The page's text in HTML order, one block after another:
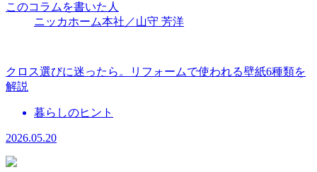
このコラムを書いた人
ニッカホーム本社／山守 芳洋
クロス選びに迷ったら。リフォームで使われる壁紙6種類を
解説
暮らしのヒント
2026.05.20